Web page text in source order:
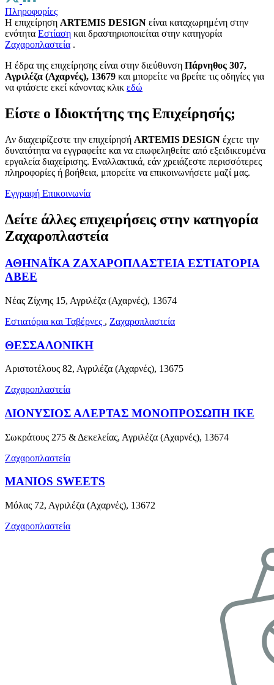
Πληροφορίες
Η επιχείρηση ARTEMIS DESIGN είναι καταχωρημένη στην
ενότητα Εστίαση και δραστηριοποιείται στην κατηγορία
Ζαχαροπλαστεία .
H έδρα της επιχείρησης είναι στην διεύθυνση Πάρνηθος 307,
Αγριλέζα (Αχαρνές), 13679 και μπορείτε να βρείτε τις οδηγίες για
να φτάσετε εκεί κάνοντας κλικ εδώ
Είστε ο Ιδιοκτήτης της Επιχείρησής;
Αν διαχειρίζεστε την επιχείρησή ARTEMIS DESIGN έχετε την
δυνατότητα να εγγραφείτε και να επωφεληθείτε από εξειδικευμένα
εργαλεία διαχείρισης. Εναλλακτικά, εάν χρειάζεστε περισσότερες
πληροφορίες ή βοήθεια, μπορείτε να επικοινωνήσετε μαζί μας.
Εγγραφή Επικοινωνία
Δείτε άλλες επιχειρήσεις στην κατηγορία
Ζαχαροπλαστεία
ΑΘΗΝΑΪΚΑ ΖΑΧΑΡΟΠΛΑΣΤΕΙΑ ΕΣΤΙΑΤΟΡΙΑ
ΑΒΕΕ
Νέας Ζίχνης 15, Αγριλέζα (Αχαρνές), 13674
Εστιατόρια και Ταβέρνες , Ζαχαροπλαστεία
ΘΕΣΣΑΛΟΝΙΚΗ
Αριστοτέλους 82, Αγριλέζα (Αχαρνές), 13675
Ζαχαροπλαστεία
ΔΙΟΝΥΣΙΟΣ ΑΛΕΡΤΑΣ ΜΟΝΟΠΡΟΣΩΠΗ ΙΚΕ
Σωκράτους 275 & Δεκελείας, Αγριλέζα (Αχαρνές), 13674
Ζαχαροπλαστεία
MANIOS SWEETS
Μόλας 72, Αγριλέζα (Αχαρνές), 13672
Ζαχαροπλαστεία